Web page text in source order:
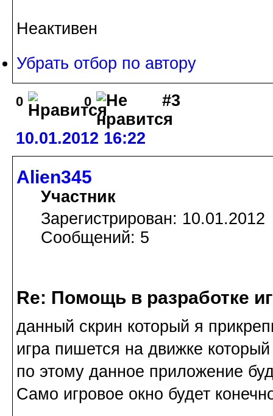
Неактивен
Убрать отбор по автору
0 0 #3
10.01.2012 16:22
Alien345
Участник
Зарегистрирован: 10.01.2012
Сообщений: 5
Re: Помощь в разработке
данный скрин который я
игра пишется на движке
по этому данное приложение
Само игровое окно будет